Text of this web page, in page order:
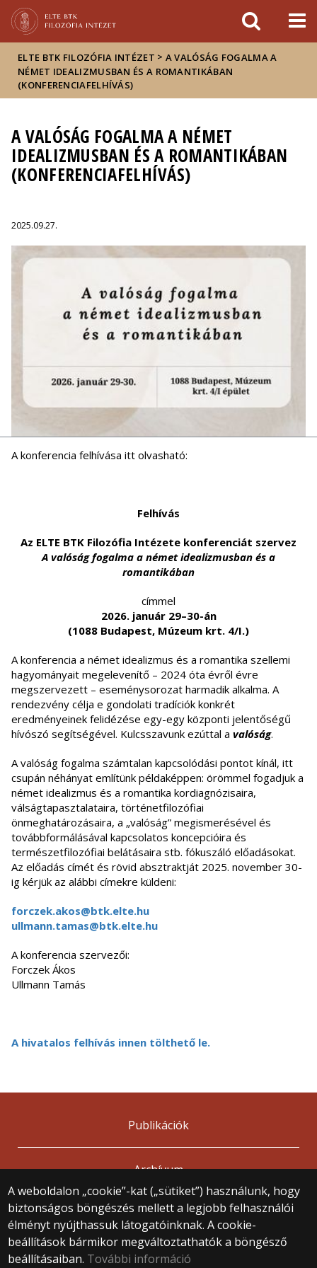
sajtóban
ELTE BTK FILOZÓFIA INTÉZET > A VALÓSÁG FOGALMA A
NÉMET IDEALIZMUSBAN ÉS A ROMANTIKÁBAN
(KONFERENCIAFELHÍVÁS)
A VALÓSÁG FOGALMA A NÉMET
IDEALIZMUSBAN ÉS A ROMANTIKÁBAN
(KONFERENCIAFELHÍVÁS)
2025.09.27.
A konferencia felhívása itt olvasható:
Felhívás
Az ELTE BTK Filozófia Intézete konferenciát szervez
A valóság fogalma a német idealizmusban és a
romantikában
címmel
2026. január 29–30-án
(1088 Budapest, Múzeum krt. 4/I.)
A konferencia a német idealizmus és a romantika szellemi
hagyományait megelevenítő – 2024 óta évről évre
megszervezett – eseménysorozat harmadik alkalma. A
rendezvény célja e gondolati tradíciók konkrét
eredményeinek felidézése egy-egy központi jelentőségű
hívószó segítségével. Kulcsszavunk ezúttal a valóság.
A valóság fogalma számtalan kapcsolódási pontot kínál, itt
csupán néhányat említünk példaképpen: örömmel fogadjuk a
német idealizmus és a romantika kordiagnózisaira,
válságtapasztalataira, történetfilozófiai
önmeghatározásaira, a „valóság” megismerésével és
továbbformálásával kapcsolatos koncepcióira és
természetfilozófiai belátásaira stb. fókuszáló előadásokat.
Az előadás címét és rövid absztraktját 2025. november 30-
ig kérjük az alábbi címekre küldeni:
forczek.akos@btk.elte.hu
ullmann.tamas@btk.elte.hu
A konferencia szervezői:
Forczek Ákos
Ullmann Tamás
A hivatalos felhívás innen tölthető le.
A weboldalon „cookie”-kat („sütiket”) használunk, hogy
biztonságos böngészés mellett a legjobb felhasználói
élményt nyújthassuk látogatóinknak. A cookie-
beállítások bármikor megváltoztathatók a böngésző
beállításaiban. További információ
Publikációk
Archívum
© 2025 Eötvös Loránd Tudományegyetem
Minden jog fenntartva.
1053 Budapest, Egyetem tér 1–3.
Központi telefonszám: +36 1 411 6500